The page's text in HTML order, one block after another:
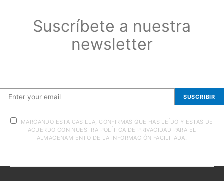
Suscríbete a nuestra
newsletter
SUSCRIBIR
MARCANDO ESTA CASILLA, CONFIRMAS QUE HAS LEÍDO Y ESTAS DE
ACUERDO CON NUESTRA POLÍTICA DE PRIVACIDAD PARA EL
ALMACENAMIENTO DE LA INFORMACIÓN FACILITADA.